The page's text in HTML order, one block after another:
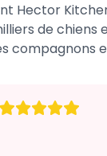
Hector
de chiens
compagnons